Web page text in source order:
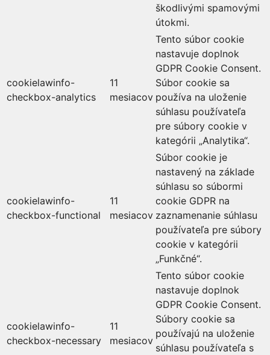
škodlivými spamovými
útokmi.
cookielawinfo-
checkbox-analytics
11
mesiacov
Tento súbor cookie
nastavuje doplnok
GDPR Cookie Consent.
Súbor cookie sa
používa na uloženie
súhlasu používateľa
pre súbory cookie v
kategórii „Analytika“.
cookielawinfo-
checkbox-functional
11
mesiacov
Súbor cookie je
nastavený na základe
súhlasu so súbormi
cookie GDPR na
zaznamenanie súhlasu
používateľa pre súbory
cookie v kategórii
„Funkčné“.
cookielawinfo-
checkbox-necessary
11
mesiacov
Tento súbor cookie
nastavuje doplnok
GDPR Cookie Consent.
Súbory cookie sa
používajú na uloženie
súhlasu používateľa s